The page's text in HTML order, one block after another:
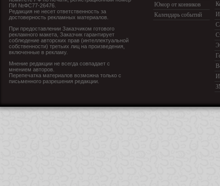
ПИ №ФС77-26476.
Редакция не несет ответственность за
достоверность рекламных материалов.
При предоставлении Заказчиком готового
рекламного макета, Заказчик гарантирует
соблюдение авторских прав (интеллектуальной
собственности) третьих лиц на произведения,
включенные в рекламу.
Мнение редакции не всегда совпадает с
мнением авторов.
Перепечатка материалов возможна только с
письменного разрешения редакции.
Юмор от конников
Календарь событий